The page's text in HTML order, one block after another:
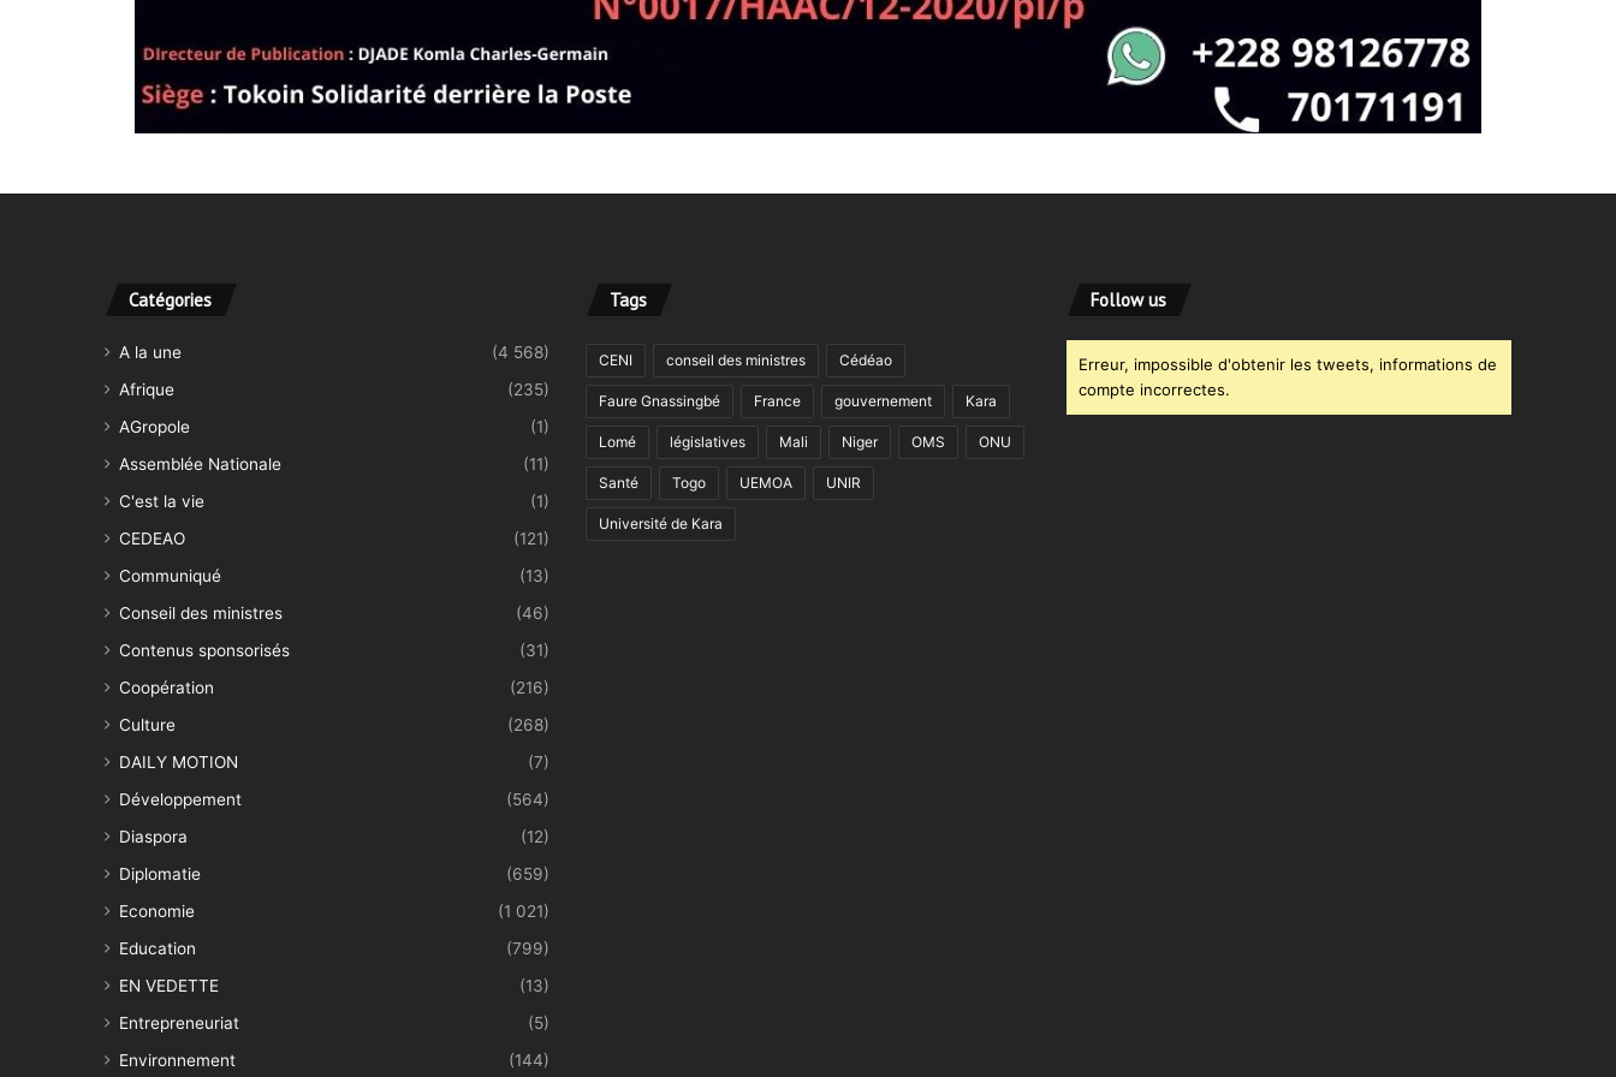
Catégories
A la une
(4 568)
Afrique
(235)
AGropole
(1)
Assemblée Nationale
(11)
C'est la vie
(1)
CEDEAO
(121)
Communiqué
(13)
Conseil des ministres
(46)
Contenus sponsorisés
(31)
Coopération
(216)
Culture
(268)
DAILY MOTION
(7)
Développement
(564)
Diaspora
(12)
Diplomatie
(659)
Economie
(1 021)
Education
(799)
EN VEDETTE
(13)
Entrepreneuriat
(5)
Environnement
(144)
Tags
CENI conseil des ministres Cédéao
Faure Gnassingbé France gouvernement Kara
Lomé législatives Mali Niger OMS ONU
Santé Togo UEMOA UNIR
Université de Kara
Follow us
Erreur, impossible d'obtenir les tweets, informations de
compte incorrectes.